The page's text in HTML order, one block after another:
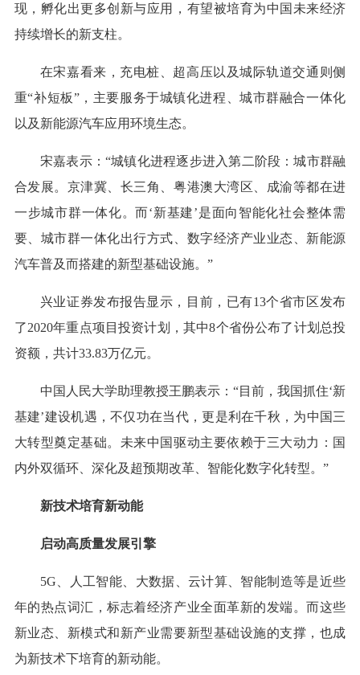
现，孵化出更多创新与应用，有望被培育为中国未来经济
持续增长的新支柱。
在宋嘉看来，充电桩、超高压以及城际轨道交通则侧
重“补短板”，主要服务于城镇化进程、城市群融合一体化
以及新能源汽车应用环境生态。
宋嘉表示：“城镇化进程逐步进入第二阶段：城市群融
合发展。京津冀、长三角、粤港澳大湾区、成渝等都在进
一步城市群一体化。而‘新基建’是面向智能化社会整体需
要、城市群一体化出行方式、数字经济产业业态、新能源
汽车普及而搭建的新型基础设施。”
兴业证券发布报告显示，目前，已有13个省市区发布
了2020年重点项目投资计划，其中8个省份公布了计划总投
资额，共计33.83万亿元。
中国人民大学助理教授王鹏表示：“目前，我国抓住‘新
基建’建设机遇，不仅功在当代，更是利在千秋，为中国三
大转型奠定基础。未来中国驱动主要依赖于三大动力：国
内外双循环、深化及超预期改革、智能化数字化转型。”
新技术培育新动能
启动高质量发展引擎
5G、人工智能、大数据、云计算、智能制造等是近些
年的热点词汇，标志着经济产业全面革新的发端。而这些
新业态、新模式和新产业需要新型基础设施的支撑，也成
为新技术下培育的新动能。